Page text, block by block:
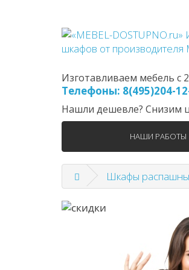
Изготавливаем мебель с
Телефоны: 8(495)204-
Нашли дешевле? Снизим
НАШИ РАБОТЫ
Шкафы